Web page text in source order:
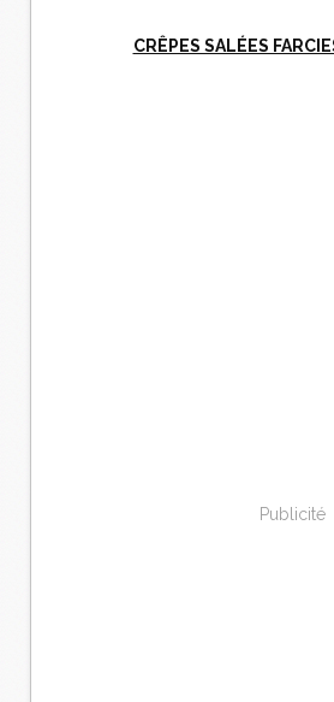
CRÊPES SALÉES
Publicité